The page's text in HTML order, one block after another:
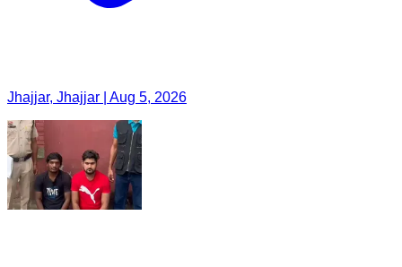
Jhajjar, Jhajjar | Aug 5, 2026